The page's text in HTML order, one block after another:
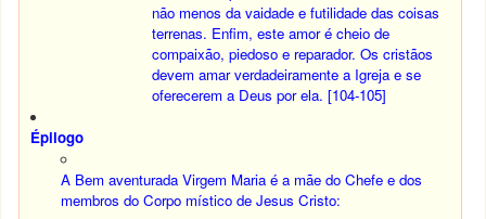
não menos da vaidade e futilidade das coisas
terrenas. Enfim, este amor é cheio de
compaixão, piedoso e reparador. Os cristãos
devem amar verdadeiramente a Igreja e se
oferecerem a Deus por ela. [104-105]
Épilogo
A Bem aventurada Virgem Maria é a mãe do Chefe e dos
membros do Corpo místico de Jesus Cristo: